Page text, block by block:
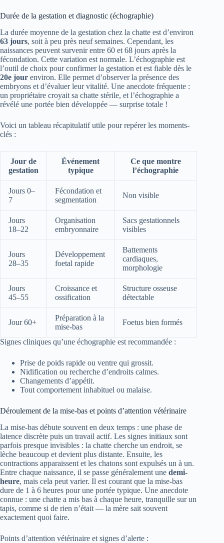
Durée de la gestation et diagnostic (échographie)
La durée moyenne de la gestation chez la chatte est d’environ
63 jours, soit à peu près neuf semaines. Cependant, les
naissances peuvent survenir entre 60 et 68 jours après la
fécondation. Cette variation est normale. L’échographie est
l’outil de choix pour confirmer la gestation et est fiable dès le
20e jour environ. Elle permet d’observer la présence des
embryons et d’évaluer leur vitalité. Une anecdote fréquente :
un propriétaire croyait sa chatte stérile, et l’échographie a
révélé une portée bien développée — surprise totale !
Voici un tableau récapitulatif utile pour repérer les moments-
clés :
Jour de
gestation
Événement
typique
Ce que montre
l’échographie
Jours 0–
7
Fécondation et
segmentation
Non visible
Jours
18–22
Organisation
embryonnaire
Sacs gestationnels
visibles
Jours
28–35
Développement
foetal rapide
Battements
cardiaques,
morphologie
Jours
45–55
Croissance et
ossification
Structure osseuse
détectable
Jour 60+
Préparation à la
mise-bas
Foetus bien formés
Signes cliniques qu’une échographie est recommandée :
Prise de poids rapide ou ventre qui grossit.
Nidification ou recherche d’endroits calmes.
Changements d’appétit.
Tout comportement inhabituel ou malaise.
Déroulement de la mise-bas et points d’attention vétérinaire
La mise-bas débute souvent en deux temps : une phase de
latence discrète puis un travail actif. Les signes initiaux sont
parfois presque invisibles : la chatte cherche un endroit, se
lèche beaucoup et devient plus distante. Ensuite, les
contractions apparaissent et les chatons sont expulsés un à un.
Entre chaque naissance, il se passe généralement une demi-
heure, mais cela peut varier. Il est courant que la mise-bas
dure de 1 à 6 heures pour une portée typique. Une anecdote
connue : une chatte a mis bas à chaque heure, tranquille sur un
tapis, comme si de rien n’était — la mère sait souvent
exactement quoi faire.
Points d’attention vétérinaire et signes d’alerte :